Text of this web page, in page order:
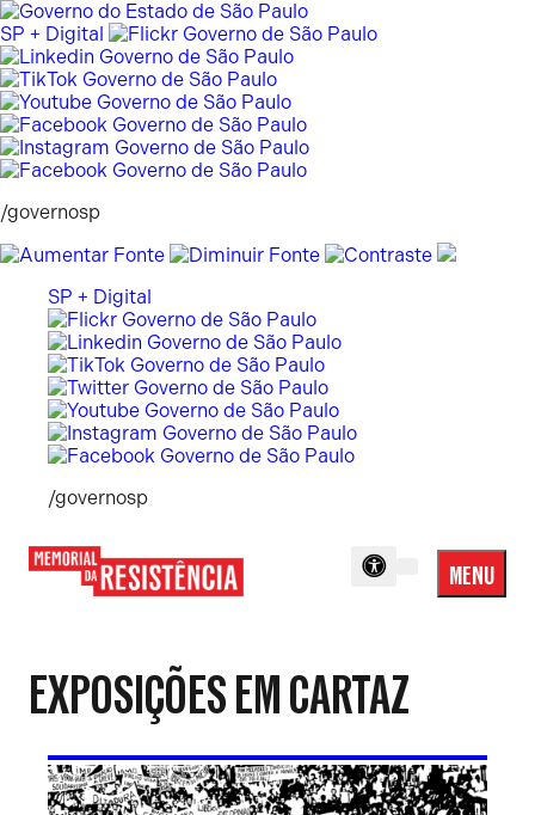
Pular
para
o
conteúdo
SP + Digital
/governosp
SP + Digital
/governosp
MENU
Menu
EXPOSIÇÕES EM CARTAZ